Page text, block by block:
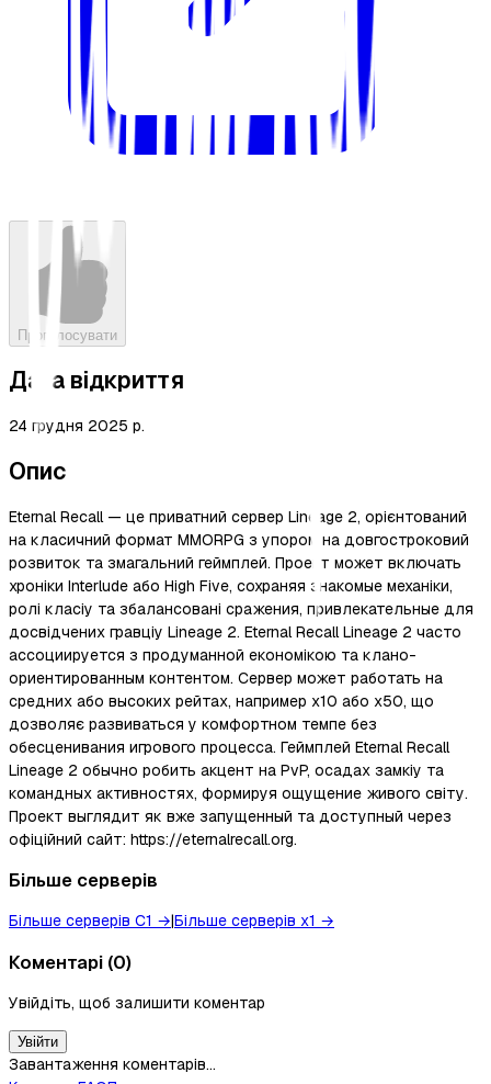
Проголосувати
Дата відкриття
24 грудня 2025 р.
Опис
Eternal Recall — це приватний сервер Lineage 2, орієнтований
на класичний формат MMORPG з упором на довгостроковий
розвиток та змагальний геймплей. Проект может включать
хроніки Interlude або High Five, сохраняя знакомые механіки,
ролі класіу та збалансовані сражения, привлекательные для
досвідчених гравціу Lineage 2. Eternal Recall Lineage 2 часто
ассоциируется з продуманной економікою та клано-
ориентированным контентом. Сервер может работать на
средних або высоких рейтах, например x10 або x50, що
дозволяє развиваться у комфортном темпе без
обесценивания игрового процесса. Геймплей Eternal Recall
Lineage 2 обычно робить акцент на PvP, осадах замкіу та
командных активностях, формируя ощущение живого світу.
Проект выглядит як вже запущенный та доступный через
офіційний сайт: https://eternalrecall.org.
Більше серверів
Більше серверів C1 →|Більше серверів x1 →
Коментарі (0)
Увійдіть, щоб залишити коментар
Увійти
Завантаження коментарів...